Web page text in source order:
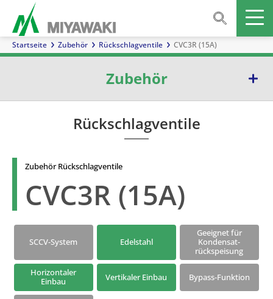
Startseite Zubehör Rückschlagventile CVC3R (15A)
Zubehör
Inline-Mischer
Schaugläser
Rückschlagventile
Schmutzfänger
Frostschutzventile
Rückschlagventile
Zubehör Rückschlagventile
CVC3R (15A)
SCCV-System Edelstahl
Geeignet für
Kondensat-
rückspeisung
Horizontaler
Einbau
Vertikaler Einbau Bypass-Funktion